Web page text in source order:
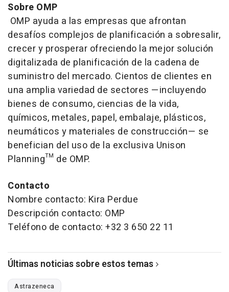
Sobre OMP
OMP ayuda a las empresas que afrontan
desafíos complejos de planificación a sobresalir,
crecer y prosperar ofreciendo la mejor solución
digitalizada de planificación de la cadena de
suministro del mercado. Cientos de clientes en
una amplia variedad de sectores —incluyendo
bienes de consumo, ciencias de la vida,
químicos, metales, papel, embalaje, plásticos,
neumáticos y materiales de construcción— se
benefician del uso de la exclusiva Unison
Planning™ de OMP.
Contacto
Nombre contacto: Kira Perdue
Descripción contacto: OMP
Teléfono de contacto: +32 3 650 22 11
Últimas noticias sobre estos temas
Astrazeneca